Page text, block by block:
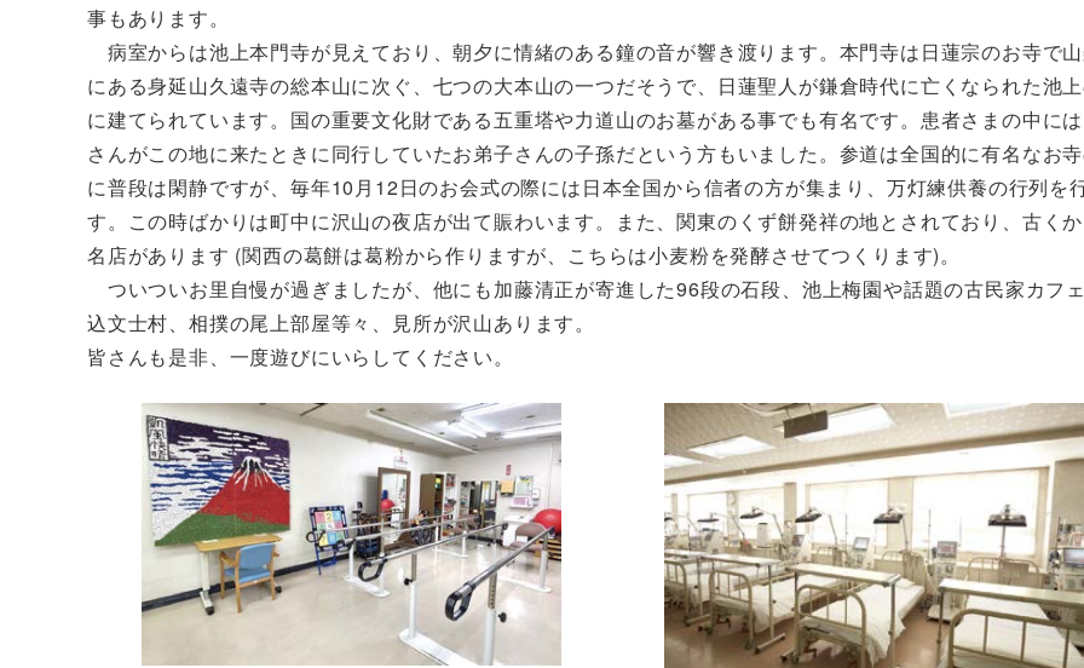
事もあります。
病室からは池上本門寺が見えており、朝夕に情緒のある鐘の音が響き渡ります。本門寺は日蓮宗のお寺で
にある身延山久遠寺の総本山に次ぐ、七つの大本山の一つだそうで、日蓮聖人が鎌倉時代に亡くなられた池
に建てられています。国の重要文化財である五重塔や力道山のお墓がある事でも有名です。患者さまの中に
さんがこの地に来たときに同行していたお弟子さんの子孫だという方もいました。参道は全国的に有名なお
に普段は閑静ですが、毎年10月12日のお会式の際には日本全国から信者の方が集まり、万灯練供養の行列を
す。この時ばかりは町中に沢山の夜店が出て賑わいます。また、関東のくず餅発祥の地とされており、古く
名店があります (関西の葛餅は葛粉から作りますが、こちらは小麦粉を発酵させてつくります)。
ついついお里自慢が過ぎましたが、他にも加藤清正が寄進した96段の石段、池上梅園や話題の古民家カフ
込文士村、相撲の尾上部屋等々、見所が沢山あります。
皆さんも是非、一度遊びにいらしてください。